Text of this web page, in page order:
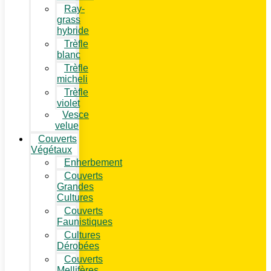
Ray-
grass
hybride
Trèfle
blanc
Trèfle
micheli
Trèfle
violet
Vesce
velue
Couverts
Végétaux
Enherbement
Couverts
Grandes
Cultures
Couverts
Faunistiques
Cultures
Dérobées
Couverts